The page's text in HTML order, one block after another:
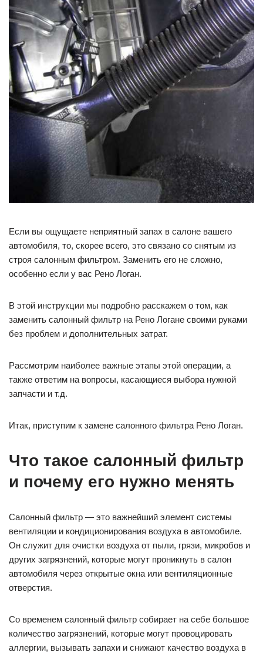
Если вы ощущаете неприятный запах в салоне вашего
автомобиля, то, скорее всего, это связано со снятым из
строя салонным фильтром. Заменить его не сложно,
особенно если у вас Рено Логан.
В этой инструкции мы подробно расскажем о том, как
заменить салонный фильтр на Рено Логане своими руками
без проблем и дополнительных затрат.
Рассмотрим наиболее важные этапы этой операции, а
также ответим на вопросы, касающиеся выбора нужной
запчасти и т.д.
Итак, приступим к замене салонного фильтра Рено Логан.
Что такое салонный фильтр
и почему его нужно менять
Салонный фильтр — это важнейший элемент системы
вентиляции и кондиционирования воздуха в автомобиле.
Он служит для очистки воздуха от пыли, грязи, микробов и
других загрязнений, которые могут проникнуть в салон
автомобиля через открытые окна или вентиляционные
отверстия.
Со временем салонный фильтр собирает на себе большое
количество загрязнений, которые могут провоцировать
аллергии, вызывать запахи и снижают качество воздуха в